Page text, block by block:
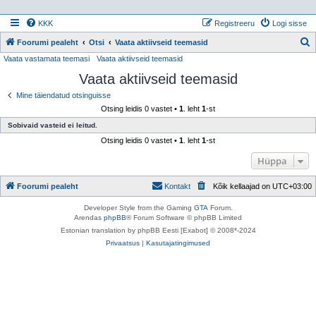
KKK Logi sisse
Registreeru
Foorumi pealeht Otsi Vaata aktiivseid teemasid
Vaata vastamata teemasi Vaata aktiivseid teemasid
Vaata aktiivseid teemasid
Mine täiendatud otsinguisse
Otsing leidis 0 vastet • 1 . leht 1-st
Sobivaid vasteid ei leitud.
Otsing leidis 0 vastet • 1 . leht 1-st
Hüppa
Foorumi pealeht Kõik kellaajad on UTC+03:00
Kontakt
Developer Style from the Gaming GTA Forum.
Arendas phpBB® Forum Software © phpBB Limited
Estonian translation by phpBB Eesti [Exabot] © 2008*-2024
Privaatsus | Kasutajatingimused